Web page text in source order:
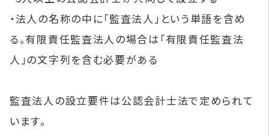
・法人の名称の中に「監査法人」という単語を含め
る。有限責任監査法人の場合は「有限責任監査法
人」の文字列を含む必要がある
監査法人の設立要件は公認会計士法で定められて
います。